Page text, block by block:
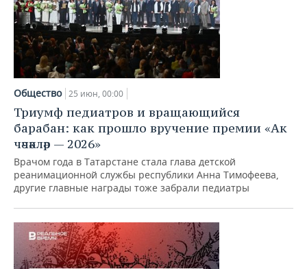
Общество 25 июн, 00:00
Триумф педиатров и вращающийся
барабан: как прошло вручение премии «Ак
чәчәкләр — 2026»
Врачом года в Татарстане стала глава детской
реанимационной службы республики Анна Тимофеева,
другие главные награды тоже забрали педиатры